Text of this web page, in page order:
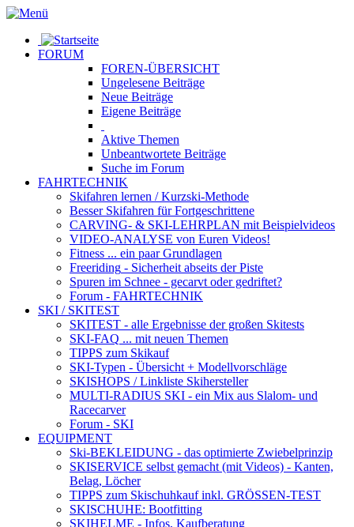
FORUM
FOREN-ÜBERSICHT
Ungelesene Beiträge
Neue Beiträge
Eigene Beiträge
Aktive Themen
Unbeantwortete Beiträge
Suche im Forum
FAHRTECHNIK
Skifahren lernen / Kurzski-Methode
Besser Skifahren für Fortgeschrittene
CARVING- & SKI-LEHRPLAN mit Beispielvideos
VIDEO-ANALYSE von Euren Videos!
Fitness ... ein paar Grundlagen
Freeriding - Sicherheit abseits der Piste
Spuren im Schnee - gecarvt oder gedriftet?
Forum - FAHRTECHNIK
SKI / SKITEST
SKITEST - alle Ergebnisse der großen Skitests
SKI-FAQ ... mit neuen Themen
TIPPS zum Skikauf
SKI-Typen - Übersicht + Modellvorschläge
SKISHOPS / Linkliste Skihersteller
MULTI-RADIUS SKI - ein Mix aus Slalom- und
Racecarver
Forum - SKI
EQUIPMENT
Ski-BEKLEIDUNG - das optimierte Zwiebelprinzip
SKISERVICE selbst gemacht (mit Videos) - Kanten,
Belag, Löcher
TIPPS zum Skischuhkaufinkl. GRÖSSEN-TEST
SKISCHUHE: Bootfitting
SKIHELME - Infos, Kaufberatung